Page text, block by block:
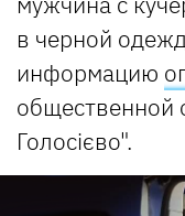
в черной
информацию
общественной
Голосієво".